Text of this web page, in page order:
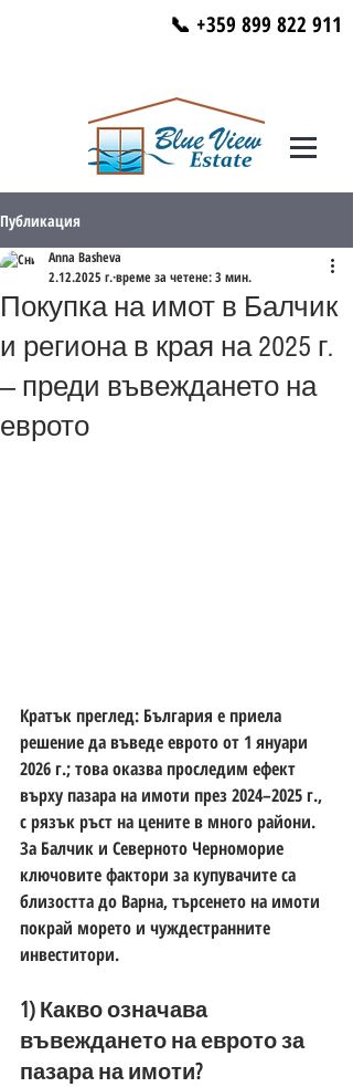
📞 +359 899 822 911
Публикация
Покупка на имот в Балчик
и региона в края на 2025 г.
— преди въвеждането на
еврото
Anna Basheva
2.12.2025 г.време за четене: 3 мин.
Кратък преглед: България е приела
решение да въведе еврото от 1 януари
2026 г.; това оказва проследим ефект
върху пазара на имоти през 2024–2025 г.,
с рязък ръст на цените в много райони.
За Балчик и Северното Черноморие
ключовите фактори за купувачите са
близостта до Варна, търсенето на имоти
покрай морето и чуждестранните
инвеститори.
1) Какво означава
въвеждането на еврото за
пазара на имоти?